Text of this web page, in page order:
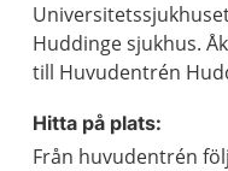
Huddinge sjukhus.
till Huvudentrén
Hitta på plats:
Från huvudentrén